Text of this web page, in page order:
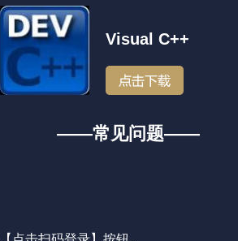
Visual C++
——常见问题——